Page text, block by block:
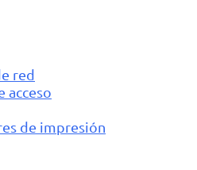
red
acceso
de impresión